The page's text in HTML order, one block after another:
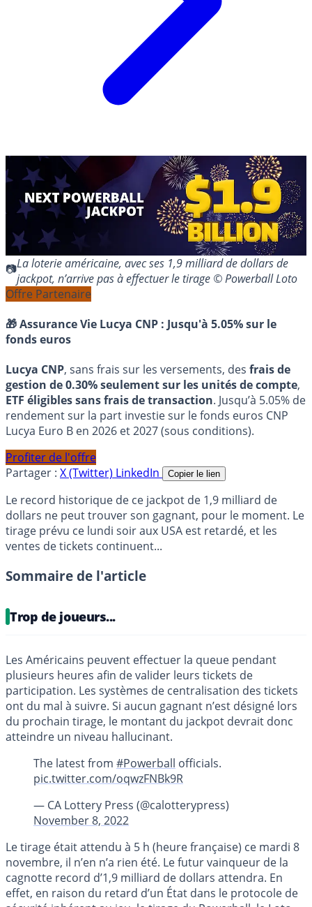
La loterie américaine, avec ses 1,9 milliard de dollars de
jackpot, n’arrive pas à effectuer le tirage © Powerball Loto
Offre Partenaire
🎁 Assurance Vie Lucya CNP : Jusqu'à 5.05% sur le
fonds euros
Lucya CNP, sans frais sur les versements, des frais de
gestion de 0.30% seulement sur les unités de compte,
ETF éligibles sans frais de transaction. Jusqu’à 5.05% de
rendement sur la part investie sur le fonds euros CNP
Lucya Euro B en 2026 et 2027 (sous conditions).
Profiter de l'offre
Partager : X (Twitter) LinkedIn Copier le lien
Le record historique de ce jackpot de 1,9 milliard de
dollars ne peut trouver son gagnant, pour le moment. Le
tirage prévu ce lundi soir aux USA est retardé, et les
ventes de tickets continuent...
Sommaire de l'article
Trop de joueurs...
Les Américains peuvent effectuer la queue pendant
plusieurs heures afin de valider leurs tickets de
participation. Les systèmes de centralisation des tickets
ont du mal à suivre. Si aucun gagnant n’est désigné lors
du prochain tirage, le montant du jackpot devrait donc
atteindre un niveau hallucinant.
The latest from #Powerball officials.
pic.twitter.com/oqwzFNBk9R
— CA Lottery Press (@calotterypress)
November 8, 2022
Le tirage était attendu à 5 h (heure française) ce mardi 8
novembre, il n’en n’a rien été. Le futur vainqueur de la
cagnotte record d’1,9 milliard de dollars attendra. En
effet, en raison du retard d’un État dans le protocole de